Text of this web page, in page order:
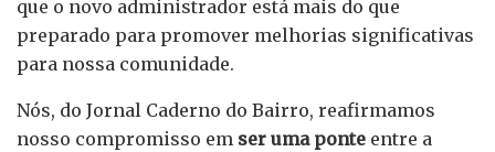
que o novo administrador está mais do que
preparado para promover melhorias significativas
para nossa comunidade.
Nós, do Jornal Caderno do Bairro, reafirmamos
nosso compromisso em ser uma ponte entre a